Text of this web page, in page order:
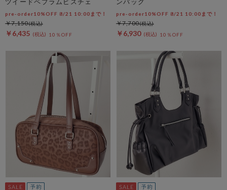
ツイードペプラムビスチェ
pre-order10%OFF 8/21 10:00まで！
￥6,435 10％OFF
￥7,150
ンバッグ
pre-order10%OFF 8/21 10:00まで！
￥6,930 10％OFF
￥7,700